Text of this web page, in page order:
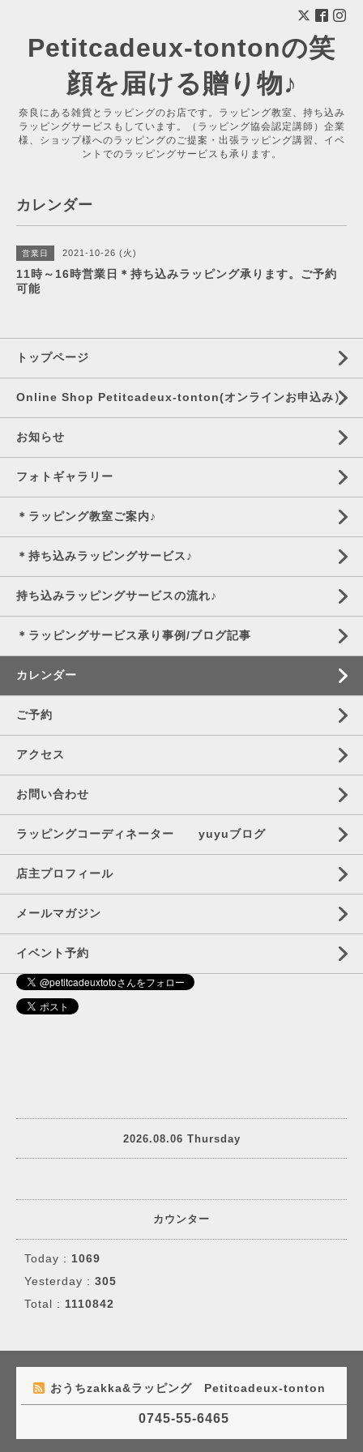
Petitcadeux-tontonの笑
顔を届ける贈り物♪
奈良にある雑貨とラッピングのお店です。ラッピング教室、持ち込み
ラッピングサービスもしています。（ラッピング協会認定講師）企業
様、ショップ様へのラッピングのご提案・出張ラッピング講習、イベ
ントでのラッピングサービスも承ります。
カレンダー
営業日 2021-10-26 (火)
11時～16時営業日＊持ち込みラッピング承ります。ご予約
可能
トップページ
Online Shop Petitcadeux-tonton(オンラインお申込み）
お知らせ
フォトギャラリー
＊ラッピング教室ご案内♪
＊持ち込みラッピングサービス♪
持ち込みラッピングサービスの流れ♪
＊ラッピングサービス承り事例/ブログ記事
カレンダー
ご予約
アクセス
お問い合わせ
ラッピングコーディネーター yuyuブログ
店主プロフィール
メールマガジン
イベント予約
2026.08.06 Thursday
カウンター
Today : 1069
Yesterday : 305
Total : 1110842
おうちzakka&ラッピング Petitcadeux-tonton
0745-55-6465